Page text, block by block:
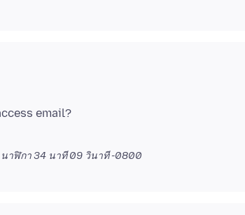
email?
าฬิกา 34 นาที 09 วินาที -0800